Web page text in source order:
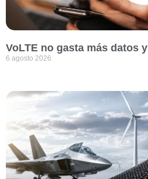
VoLTE no gasta más datos
6 agosto 2026